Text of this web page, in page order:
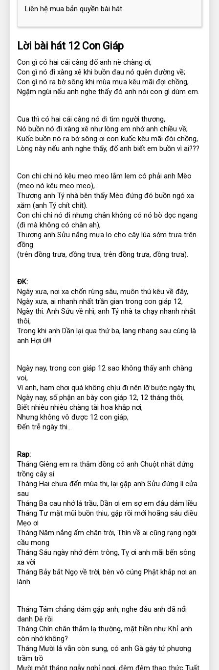
Liên hệ mua bản quyền bài hát
Lời bài hát 12 Con Giáp
Con gì có hai cái càng đố anh nè chàng ơi,
Con gì nó đi xàng xê khi buồn đau nó quên đường về;
Con gì nó ra bờ sông khi mùa mưa kêu mãi đợi chồng,
Ngậm ngùi nếu anh nghe thấy đó anh nói con gì dùm em.
Cua thì có hai cái càng nó đi tìm người thương,
Nó buồn nó đi xàng xê như lòng em nhớ anh chiều về;
Kuốc buồn nó ra bờ sông ơi con kuốc kêu mãi đòi chồng,
Lòng này nếu anh nghe thấy, đố anh biết em buồn vì ai???
Con chi chi nó kêu meo meo lắm lem có phải anh Mèo
(meo nó kêu meo meo),
Thương anh Tý nhà bên thấy Mèo đứng đó buồn ngó xa
xăm (anh Tý chít chít).
Con chi chi nó đi nhưng chân không có nó bò dọc ngang
(đi mà không có chân ah),
Thương anh Sửu nắng mưa lo cho cây lúa sớm trưa trên
đồng
(trên đồng trưa, đồng trưa, trên đồng trưa, đồng trưa).
ĐK:
Ngày xưa, nơi xa chốn rừng sâu, muôn thú kêu về đây,
Ngày xưa, ai nhanh nhất trần gian trong con giáp 12,
Ngày thi: Anh Sửu về nhì, anh Tý nhà ta chạy nhanh nhất
thôi,
Trong khi anh Dần lại qua thứ ba, lang nhang sau cùng là
anh Hợi ú!!!
Ngày nay, trong con giáp 12 sao không thấy anh chàng
voi,
Vì anh, ham chơi quá không chịu đi nên lỡ bước ngày thi,
Ngày nay, số phận an bày con giáp 12, 12 tháng thôi,
Biết nhiêu nhiêu chàng tài hoa khắp nơi,
Nhưng không vô được 12 con giáp,
Đến trễ ngày thi...
Rap:
Tháng Giêng em ra thăm đồng có anh Chuột nhắt đứng
trồng cây si
Tháng Hai chưa đến mùa thi, lại gặp anh Sửu đứng lì cửa
sau
Tháng Ba cau nhớ lá trầu, Dần ơi em sợ em đâu dám liều
Tháng Tư mặt mũi buồn thiu, gặp rồi mới hoãng sáu điều
Mẹo ơi
Tháng Năm nắng ấm chân trời, Thìn về ai cũng rạng ngời
cầu mong
Tháng Sáu ngày nhớ đêm trông, Tỵ ơi anh mãi bến sông
xa vời
Tháng Bảy bắt Ngọ về trời, bèn vô cúng Phật khắp nơi an
lành
Tháng Tám chẳng dám gặp anh, nghe đâu anh đã nổi
danh Dê rồi
Tháng Chín chân thắm lạ thường, mặt hiền như Khỉ anh
còn nhớ không?
Tháng Mười lá vẫn còn sung, có anh Gà gáy tứ phương
trầm trồ
Mười một tháng ngẫy nghỉ ngơi, đêm đêm thao thức Tuất